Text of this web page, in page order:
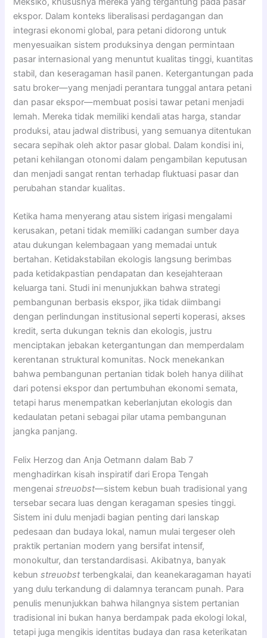
ekspor. Dalam konteks liberalisasi perdagangan dan
integrasi ekonomi global, para petani didorong untuk
menyesuaikan sistem produksinya dengan permintaan
pasar internasional yang menuntut kualitas tinggi, kuantitas
stabil, dan keseragaman hasil panen. Ketergantungan pada
satu broker—yang menjadi perantara tunggal antara petani
dan pasar ekspor—membuat posisi tawar petani menjadi
lemah. Mereka tidak memiliki kendali atas harga, standar
produksi, atau jadwal distribusi, yang semuanya ditentukan
secara sepihak oleh aktor pasar global. Dalam kondisi ini,
petani kehilangan otonomi dalam pengambilan keputusan
dan menjadi sangat rentan terhadap fluktuasi pasar dan
perubahan standar kualitas.
Ketika hama menyerang atau sistem irigasi mengalami
kerusakan, petani tidak memiliki cadangan sumber daya
atau dukungan kelembagaan yang memadai untuk
bertahan. Ketidakstabilan ekologis langsung berimbas
pada ketidakpastian pendapatan dan kesejahteraan
keluarga tani. Studi ini menunjukkan bahwa strategi
pembangunan berbasis ekspor, jika tidak diimbangi
dengan perlindungan institusional seperti koperasi, akses
kredit, serta dukungan teknis dan ekologis, justru
menciptakan jebakan ketergantungan dan memperdalam
kerentanan struktural komunitas. Nock menekankan
bahwa pembangunan pertanian tidak boleh hanya dilihat
dari potensi ekspor dan pertumbuhan ekonomi semata,
tetapi harus menempatkan keberlanjutan ekologis dan
kedaulatan petani sebagai pilar utama pembangunan
jangka panjang.
Felix Herzog dan Anja Oetmann dalam Bab 7
menghadirkan kisah inspiratif dari Eropa Tengah
mengenaistreuobst—sistem kebun buah tradisional yang
tersebar secara luas dengan keragaman spesies tinggi.
Sistem ini dulu menjadi bagian penting dari lanskap
pedesaan dan budaya lokal, namun mulai tergeser oleh
praktik pertanian modern yang bersifat intensif,
monokultur, dan terstandardisasi. Akibatnya, banyak
kebunstreuobst terbengkalai, dan keanekaragaman hayati
yang dulu terkandung di dalamnya terancam punah. Para
penulis menunjukkan bahwa hilangnya sistem pertanian
tradisional ini bukan hanya berdampak pada ekologi lokal,
tetapi juga mengikis identitas budaya dan rasa keterikatan